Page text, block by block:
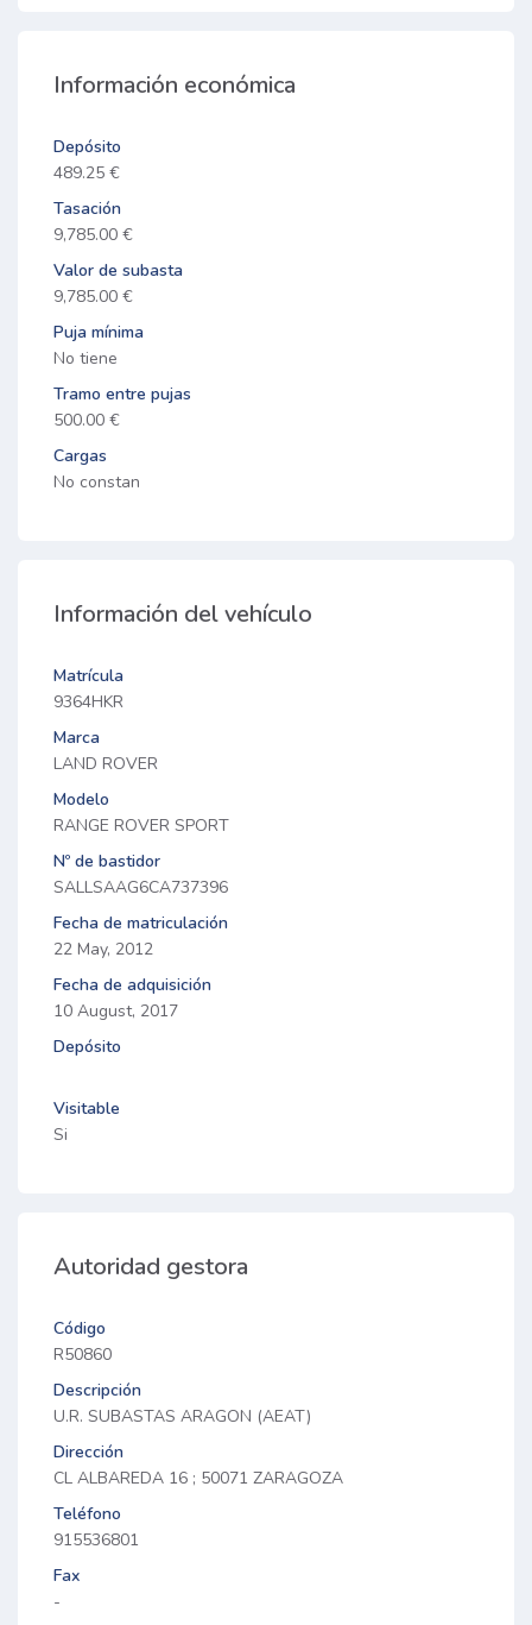
Información económica
Depósito
489.25 €
Tasación
9,785.00 €
Valor de subasta
9,785.00 €
Puja mínima
No tiene
Tramo entre pujas
500.00 €
Cargas
No constan
Información del vehículo
Matrícula
9364HKR
Marca
LAND ROVER
Modelo
RANGE ROVER SPORT
Nº de bastidor
SALLSAAG6CA737396
Fecha de matriculación
22 May, 2012
Fecha de adquisición
10 August, 2017
Depósito
Visitable
Si
Autoridad gestora
Código
R50860
Descripción
U.R. SUBASTAS ARAGON (AEAT)
Dirección
CL ALBAREDA 16 ; 50071 ZARAGOZA
Teléfono
915536801
Fax
-